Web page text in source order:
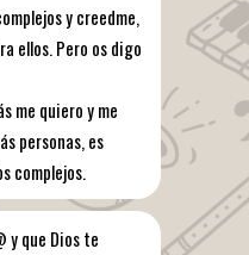
y creedme,
ellos. Pero os digo
me quiero y me
personas, es
complejos.
y que Dios te